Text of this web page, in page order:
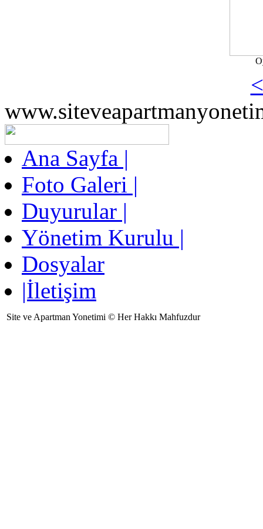
Ana Sayfa |
Foto Galeri |
Duyurular |
Yönetim Kurulu |
Dosyalar
|İletişim
Site ve Apartman Yonetimi © Her Hakkı Mahfuzdur